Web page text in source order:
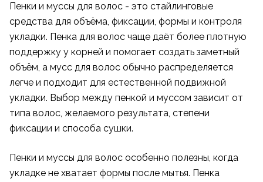
Пенки и муссы для волос - это стайлинговые
средства для объёма, фиксации, формы и контроля
укладки. Пенка для волос чаще даёт более плотную
поддержку у корней и помогает создать заметный
объём, а мусс для волос обычно распределяется
легче и подходит для естественной подвижной
укладки. Выбор между пенкой и муссом зависит от
типа волос, желаемого результата, степени
фиксации и способа сушки.
Пенки и муссы для волос особенно полезны, когда
укладке не хватает формы после мытья. Пенка